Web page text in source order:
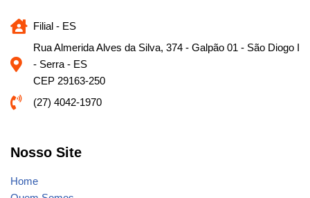
Filial - ES
Rua Almerida Alves da Silva, 374 - Galpão 01 - São Diogo I
- Serra - ES
CEP 29163-250
(27) 4042-1970
Nosso Site
Home